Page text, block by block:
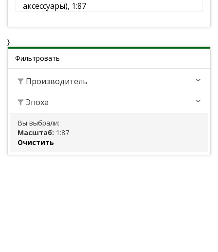
аксессуары), 1:87
}
Фильтровать
Производитель
Эпоха
Вы выбрали:
Масштаб: 1:87
Очистить